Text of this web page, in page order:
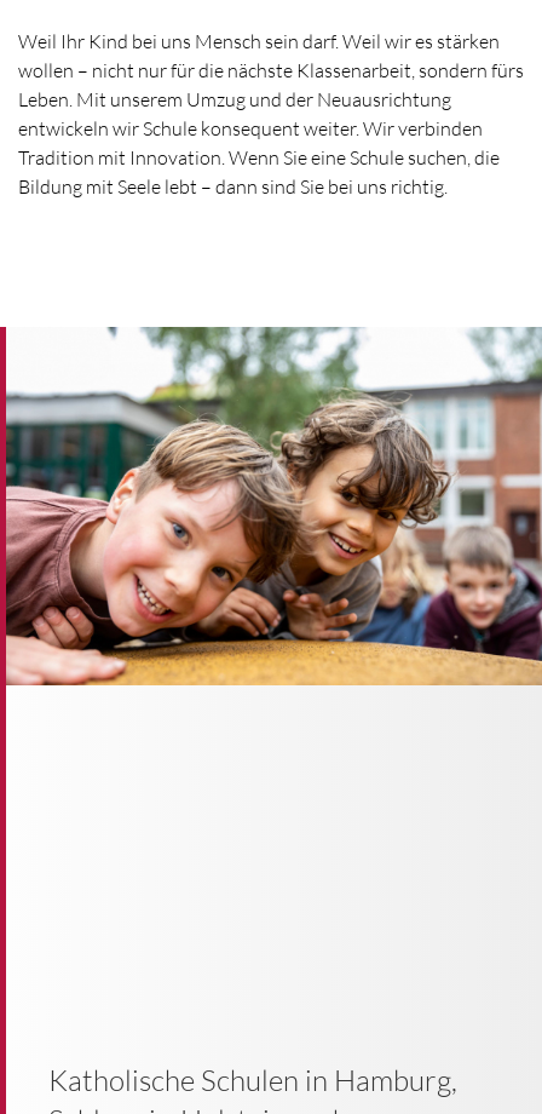
Weil Ihr Kind bei uns Mensch sein darf. Weil wir es stärken
wollen – nicht nur für die nächste Klassenarbeit, sondern fürs
Leben. Mit unserem Umzug und der Neuausrichtung
entwickeln wir Schule konsequent weiter. Wir verbinden
Tradition mit Innovation. Wenn Sie eine Schule suchen, die
Bildung mit Seele lebt – dann sind Sie bei uns richtig.
Katholische Schulen in Hamburg,